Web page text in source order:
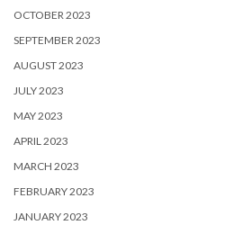
OCTOBER 2023
SEPTEMBER 2023
AUGUST 2023
JULY 2023
MAY 2023
APRIL 2023
MARCH 2023
FEBRUARY 2023
JANUARY 2023